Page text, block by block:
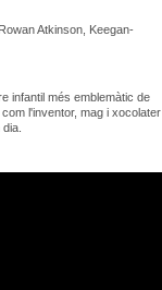
Atkinson, Keegan-
infantil més emblemàtic de
l'inventor, mag i xocolater